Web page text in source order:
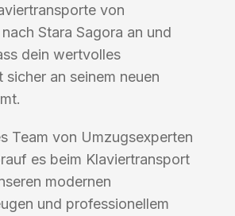
von
Stara Sagora an und
dein wertvolles
sicher an seinem neuen
Team von Umzugsexperten
es beim Klaviertransport
modernen
und professionellem